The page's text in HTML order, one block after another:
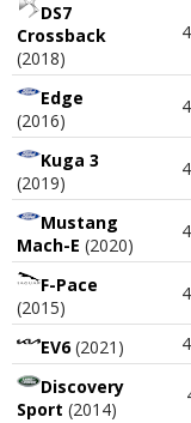
DS7
Crossback
(2018)
Edge
(2016)
Kuga 3
(2019)
Mustang
Mach-E (2020)
F-Pace
(2015)
EV6(2021)
Discovery
Sport (2014)